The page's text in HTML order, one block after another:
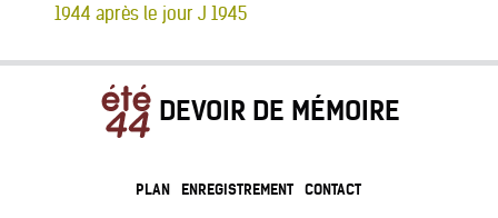
1944 après le jour J 1945
DEVOIR DE MÉMOIRE
PLAN ENREGISTREMENT CONTACT